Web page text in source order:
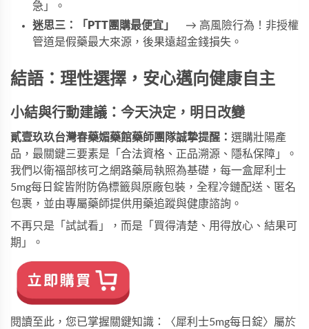
急」。
迷思三：「PTT團購最便宜」
→ 高風險行為！非授權
管道是假藥最大來源，後果遠超金錢損失。
結語：理性選擇，安心邁向健康自主
小結與行動建議：今天決定，明日改變
貳壹玖玖台灣春藥媚藥館藥師團隊誠摯提醒： 選購壯陽產
品，最關鍵三要素是「合法資格、正品溯源、隱私保障」。
我們以衛福部核可之網路藥局執照為基礎，每一盒犀利士
5mg每日錠皆附防偽標籤與原廠包裝，全程冷鏈配送、匿名
包裹，並由專屬藥師提供用藥追蹤與健康諮詢。
不再只是「試試看」，而是「買得清楚、用得放心、結果可
期」。
閱讀至此，您已掌握關鍵知識：〈犀利士5mg每日錠〉屬於